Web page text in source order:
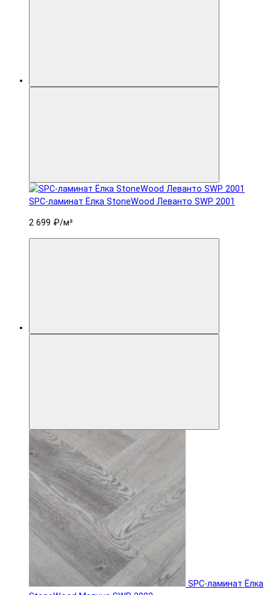
SPC-ламинат Ëлка StoneWood Леванто SWP 2001
2 699 ₽/м²
SPC-ламинат Ëлка